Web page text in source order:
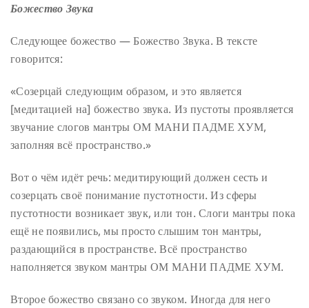
Божество Звука
Следующее божество — Божество Звука. В тексте
говорится:
«Созерцай следующим образом, и это является
[медитацией на] божество звука. Из пустоты проявляется
звучание слогов мантры ОМ МАНИ ПАДМЕ ХУМ,
заполняя всё пространство.»
Вот о чём идёт речь: медитирующий должен сесть и
созерцать своё понимание пустотности. Из сферы
пустотности возникает звук, или тон. Слоги мантры пока
ещё не появились, мы просто слышим тон мантры,
раздающийся в пространстве. Всё пространство
наполняется звуком мантры ОМ МАНИ ПАДМЕ ХУМ.
Второе божество связано со звуком. Иногда для него